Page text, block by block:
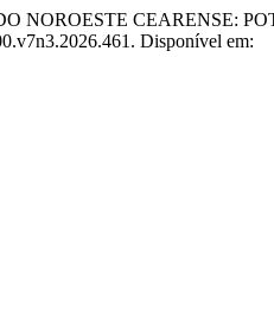
NOROESTE CEARENSE:
Disponível em: